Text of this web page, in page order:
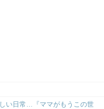
い日常…『ママがもうこの世